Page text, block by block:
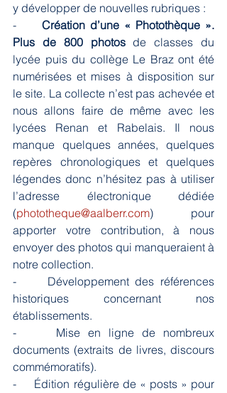
y développer de nouvelles rubriques :
- Création d’une « Photothèque ».
Plus de 800 photos de classes du
lycée puis du collège Le Braz ont été
numérisées et mises à disposition sur
le site. La collecte n’est pas achevée et
nous allons faire de même avec les
lycées Renan et Rabelais. Il nous
manque quelques années, quelques
repères chronologiques et quelques
légendes donc n’hésitez pas à utiliser
l’adresse électronique dédiée
(phototheque@aalberr.com) pour
apporter votre contribution, à nous
envoyer des photos qui manqueraient à
notre collection.
-     Développement des références
historiques concernant nos
établissements.
-     Mise en ligne de nombreux
documents (extraits de livres, discours
commémoratifs).
-     Édition régulière de « posts » pour